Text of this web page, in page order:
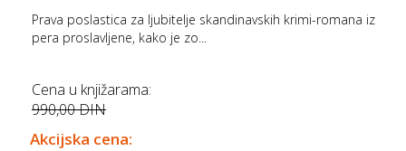
Prava poslastica za ljubitelje skandinavskih krimi-romana iz
pera proslavljene, kako je zo...
Cena u knjižarama:
990,00 DIN
Akcijska cena: